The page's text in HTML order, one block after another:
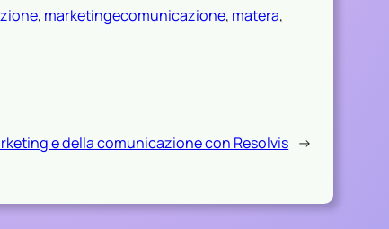
, marketingecomunicazione, matera
e della comunicazione con Resolvis →